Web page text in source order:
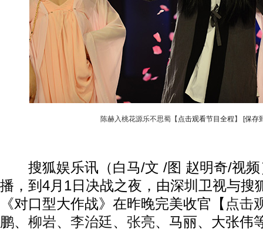
陈赫入桃花源乐不思蜀【 点击观看节目全程 】 [保存
搜狐娱乐讯（白马/文 /图 赵明奇/视频
播，到4月1日决战之夜，由深圳卫视与搜
《对口型大作战》在昨晚完美收官【 点击
鹏、 柳岩、 李治廷、 张亮、马丽、大张伟